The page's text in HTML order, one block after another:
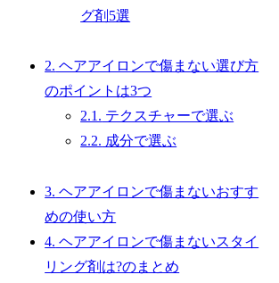
グ剤5選
2. ヘアアイロンで傷まない選び方
のポイントは3つ
2.1. テクスチャーで選ぶ
2.2. 成分で選ぶ
3. ヘアアイロンで傷まないおすす
めの使い方
4. ヘアアイロンで傷まないスタイ
リング剤は?のまとめ